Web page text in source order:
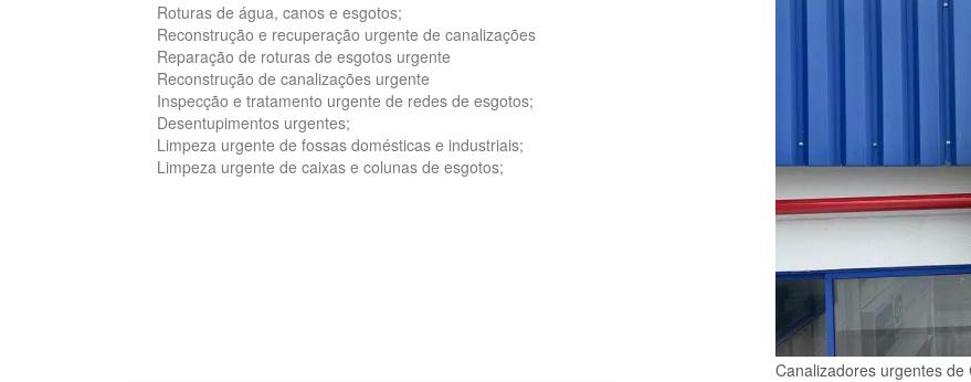
Roturas de água, canos e esgotos;
Reconstrução e recuperação urgente de canalizações
Reparação de roturas de esgotos urgente
Reconstrução de canalizações urgente
Inspecção e tratamento urgente de redes de esgotos;
Desentupimentos urgentes;
Limpeza urgente de fossas domésticas e industriais;
Limpeza urgente de caixas e colunas de esgotos;
Canalizadores urgentes